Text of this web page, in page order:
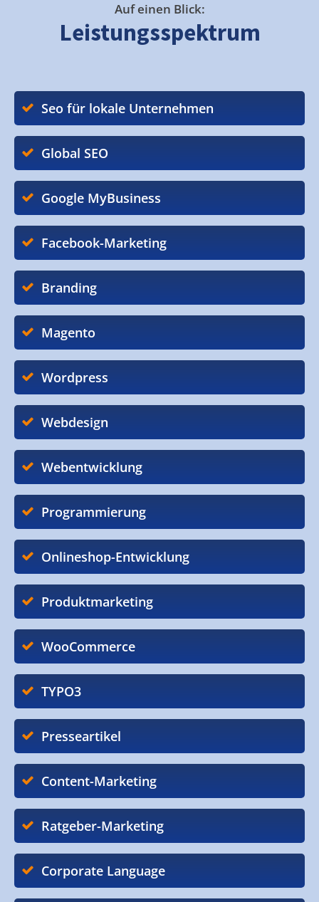
Auf einen Blick:
Leistungsspektrum
Seo für lokale Unternehmen
Global SEO
Google MyBusiness
Facebook-Marketing
Branding
Magento
Wordpress
Webdesign
Webentwicklung
Programmierung
Onlineshop-Entwicklung
Produktmarketing
WooCommerce
TYPO3
Presseartikel
Content-Marketing
Ratgeber-Marketing
Corporate Language